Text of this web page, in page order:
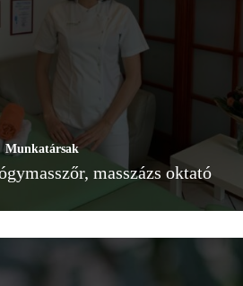
Munkatársak
masszázs oktató